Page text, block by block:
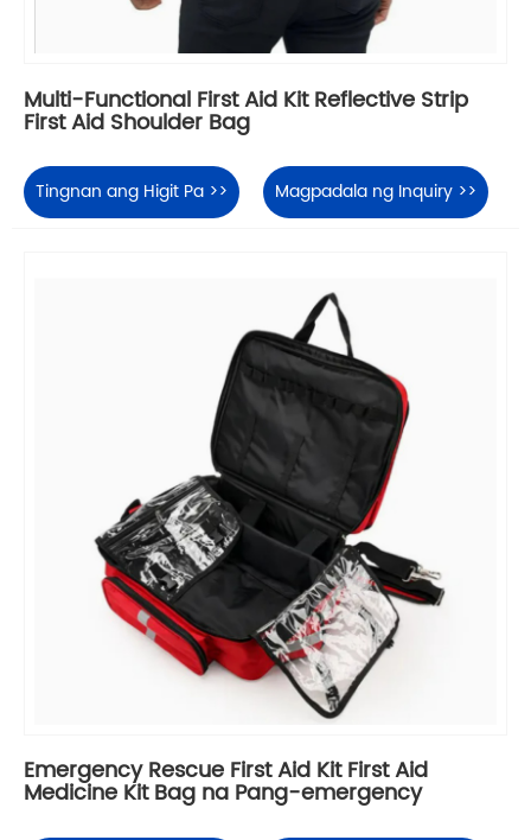
Multi-Functional First Aid Kit Reflective Strip
First Aid Shoulder Bag
Tingnan ang Higit Pa >> Magpadala ng Inquiry >>
Emergency Rescue First Aid Kit First Aid
Medicine Kit Bag na Pang-emergency